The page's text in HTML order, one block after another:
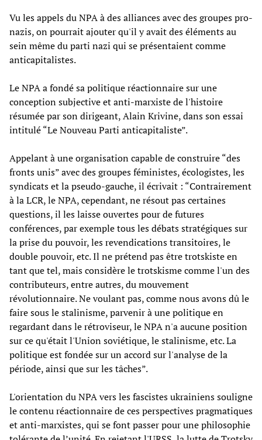
Vu les appels du NPA à des alliances avec des groupes pro-
nazis, on pourrait ajouter qu'il y avait des éléments au
sein même du parti nazi qui se présentaient comme
anticapitalistes.
Le NPA a fondé sa politique réactionnaire sur une
conception subjective et anti-marxiste de l'histoire
résumée par son dirigeant, Alain Krivine, dans son essai
intitulé “Le Nouveau Parti anticapitaliste”.
Appelant à une organisation capable de construire “des
fronts unis” avec des groupes féministes, écologistes, les
syndicats et la pseudo-gauche, il écrivait : “Contrairement
à la LCR, le NPA, cependant, ne résout pas certaines
questions, il les laisse ouvertes pour de futures
conférences, par exemple tous les débats stratégiques sur
la prise du pouvoir, les revendications transitoires, le
double pouvoir, etc. Il ne prétend pas être trotskiste en
tant que tel, mais considère le trotskisme comme l'un des
contributeurs, entre autres, du mouvement
révolutionnaire. Ne voulant pas, comme nous avons dû le
faire sous le stalinisme, parvenir à une politique en
regardant dans le rétroviseur, le NPA n'a aucune position
sur ce qu'était l'Union soviétique, le stalinisme, etc. La
politique est fondée sur un accord sur l'analyse de la
période, ainsi que sur les tâches”.
L'orientation du NPA vers les fascistes ukrainiens souligne
le contenu réactionnaire de ces perspectives pragmatiques
et anti-marxistes, qui se font passer pour une philosophie